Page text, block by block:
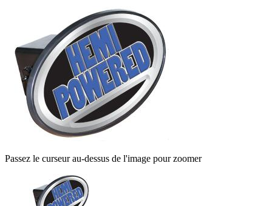
Passez le curseur au-dessus de l'image pour zoomer